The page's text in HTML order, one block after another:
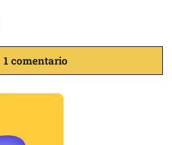
1 comentario